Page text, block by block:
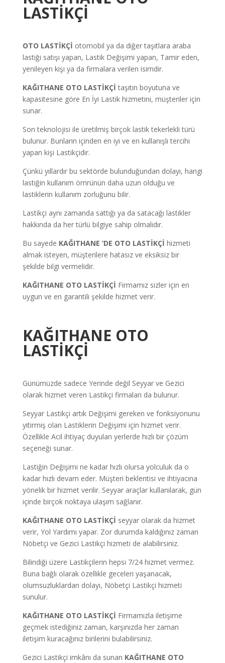
LASTİKÇİ
OTO LASTİKÇİ otomobil ya da diğer taşıtlara araba
lastiği satışı yapan, Lastik Değişimi yapan, Tamir eden,
yenileyen kişi ya da firmalara verilen isimdir.
KAĞITHANE OTO LASTİKÇİtaşıtın boyutuna ve
kapasitesine göre En İyi Lastik hizmetini, müşteriler için
sunar.
Son teknolojisi ile üretilmiş birçok lastik tekerlekli türü
bulunur. Bunların içinden en iyi ve en kullanışlı tercihi
yapan kişi Lastikçidir.
Çünkü yıllardır bu sektörde bulunduğundan dolayı, hangi
lastiğin kullanım ömrünün daha uzun olduğu ve
lastiklerin kullanım zorluğunu bilir.
Lastikçi aynı zamanda sattığı ya da satacağı lastikler
hakkında da her türlü bilgiye sahip olmalıdır.
Bu sayede KAĞITHANE ’DE OTO LASTİKÇİ hizmeti
almak isteyen, müşterilere hatasız ve eksiksiz bir
şekilde bilgi vermelidir.
KAĞITHANE OTO LASTİKÇİ Firmamız sizler için en
uygun ve en garantili şekilde hizmet verir.
KAĞITHANE OTO
LASTİKÇİ
Günümüzde sadece Yerinde değil Seyyar ve Gezici
olarak hizmet veren Lastikçi firmaları da bulunur.
Seyyar Lastikçi artık Değişimi gereken ve fonksiyonunu
yitirmiş olan Lastiklerin Değişimi için hizmet verir.
Özellikle Acil ihtiyaç duyulan yerlerde hızlı bir çözüm
seçeneği sunar.
Lastiğin Değişimi ne kadar hızlı olursa yolculuk da o
kadar hızlı devam eder. Müşteri beklentisi ve ihtiyacına
yönelik bir hizmet verilir. Seyyar araçlar kullanılarak, gün
içinde birçok noktaya ulaşım sağlanır.
KAĞITHANE OTO LASTİKÇİ seyyar olarak da hizmet
verir, Yol Yardımı yapar. Zor durumda kaldığınız zaman
Nöbetçi ve Gezici Lastikçi hizmeti de alabilirsiniz.
Bilindiği üzere Lastikçilerin hepsi 7/24 hizmet vermez.
Buna bağlı olarak özellikle geceleri yaşanacak,
olumsuzluklardan dolayı, Nöbetçi Lastikçi hizmeti
sunulur.
KAĞITHANE OTO LASTİKÇİ Firmamızla iletişime
geçmek istediğiniz zaman, karşınızda her zaman
iletişim kuracağınız birilerini bulabilirsiniz.
Gezici Lastikçi imkânı da sunan KAĞITHANE OTO